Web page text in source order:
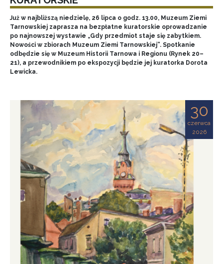
Już w najbliższą niedzielę, 26 lipca o godz. 13.00, Muzeum Ziemi
Tarnowskiej zaprasza na bezpłatne kuratorskie oprowadzanie
po najnowszej wystawie „Gdy przedmiot staje się zabytkiem.
Nowości w zbiorach Muzeum Ziemi Tarnowskiej”. Spotkanie
odbędzie się w Muzeum Historii Tarnowa i Regionu (Rynek 20–
21), a przewodnikiem po ekspozycji będzie jej kuratorka Dorota
Lewicka.
30
czerwca
2026